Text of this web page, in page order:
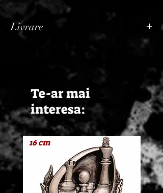
Livrare
Termen de livrare: 1 - 2 zile lucratoare, din
Te-ar mai
interesa:
16 cm